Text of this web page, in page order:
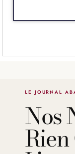
LE JOURNAL
Nos